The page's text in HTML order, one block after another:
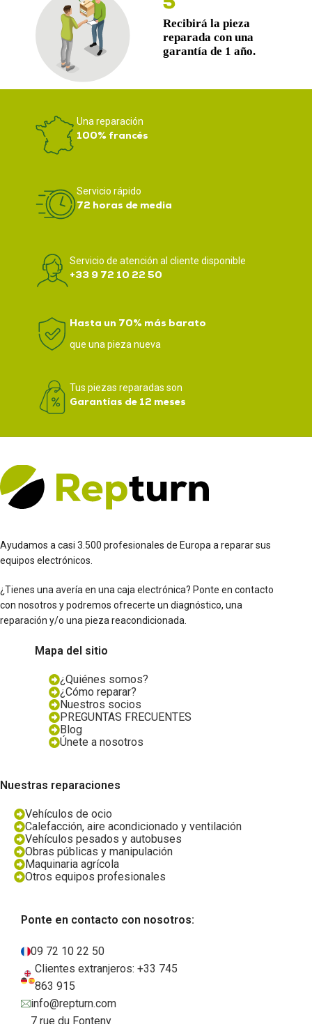
Una reparación
100% francés
Servicio rápido
72 horas de media
Servicio de atención al cliente disponible
+33 9 72 10 22 50
Hasta un 70% más barato
que una pieza nueva
Tus piezas reparadas son
Garantías de 12 meses
Ayudamos a casi 3.500 profesionales de Europa a reparar sus
equipos electrónicos.
¿Tienes una avería en una caja electrónica? Ponte en contacto
con nosotros y podremos ofrecerte un diagnóstico, una
reparación y/o una pieza reacondicionada.
Mapa del sitio
¿Quiénes somos?
¿Cómo reparar?
Nuestros socios
PREGUNTAS FRECUENTES
Blog
Únete a nosotros
Nuestras reparaciones
Vehículos de ocio
Calefacción, aire acondicionado y ventilación
Vehículos pesados y autobuses
Obras públicas y manipulación
Maquinaria agrícola
Otros equipos profesionales
Ponte en contacto con nosotros:
09 72 10 22 50
Clientes extranjeros: +33 745
863 915
info@repturn.com
7 rue du Fonteny